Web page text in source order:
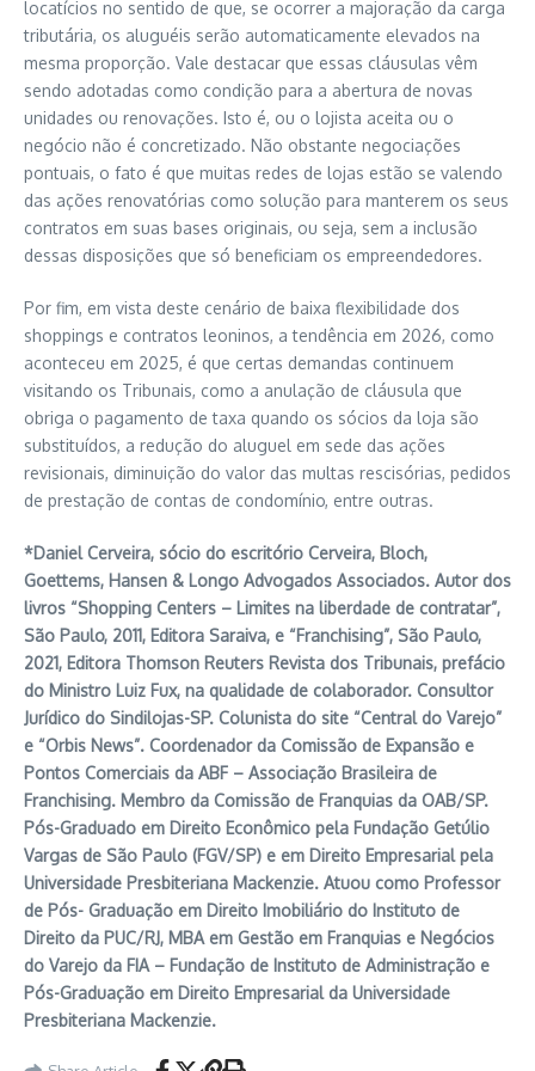
locatícios no sentido de que, se ocorrer a majoração da carga
tributária, os aluguéis serão automaticamente elevados na
mesma proporção. Vale destacar que essas cláusulas vêm
sendo adotadas como condição para a abertura de novas
unidades ou renovações. Isto é, ou o lojista aceita ou o
negócio não é concretizado. Não obstante negociações
pontuais, o fato é que muitas redes de lojas estão se valendo
das ações renovatórias como solução para manterem os seus
contratos em suas bases originais, ou seja, sem a inclusão
dessas disposições que só beneficiam os empreendedores.
Por fim, em vista deste cenário de baixa flexibilidade dos
shoppings e contratos leoninos, a tendência em 2026, como
aconteceu em 2025, é que certas demandas continuem
visitando os Tribunais, como a anulação de cláusula que
obriga o pagamento de taxa quando os sócios da loja são
substituídos, a redução do aluguel em sede das ações
revisionais, diminuição do valor das multas rescisórias, pedidos
de prestação de contas de condomínio, entre outras.
*Daniel Cerveira, sócio do escritório Cerveira, Bloch,
Goettems, Hansen & Longo Advogados Associados. Autor dos
livros “Shopping Centers – Limites na liberdade de contratar”,
São Paulo, 2011, Editora Saraiva, e “Franchising”, São Paulo,
2021, Editora Thomson Reuters Revista dos Tribunais, prefácio
do Ministro Luiz Fux, na qualidade de colaborador. Consultor
Jurídico do Sindilojas-SP. Colunista do site “Central do Varejo”
e “Orbis News”. Coordenador da Comissão de Expansão e
Pontos Comerciais da ABF – Associação Brasileira de
Franchising. Membro da Comissão de Franquias da OAB/SP.
Pós-Graduado em Direito Econômico pela Fundação Getúlio
Vargas de São Paulo (FGV/SP) e em Direito Empresarial pela
Universidade Presbiteriana Mackenzie. Atuou como Professor
de Pós- Graduação em Direito Imobiliário do Instituto de
Direito da PUC/RJ, MBA em Gestão em Franquias e Negócios
do Varejo da FIA – Fundação de Instituto de Administração e
Pós-Graduação em Direito Empresarial da Universidade
Presbiteriana Mackenzie.